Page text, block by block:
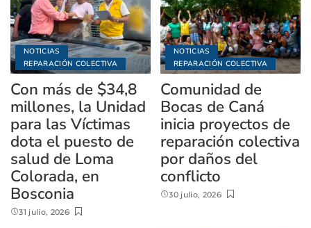
NOTICIAS
REPARACIÓN COLECTIVA
Con más de $34,8
millones, la Unidad
para las Víctimas
dota el puesto de
salud de Loma
Colorada, en
Bosconia
31 julio, 2026
NOTICIAS
REPARACIÓN COLECTIVA
Comunidad de
Bocas de Caná
inicia proyectos de
reparación colectiva
por daños del
conflicto
30 julio, 2026